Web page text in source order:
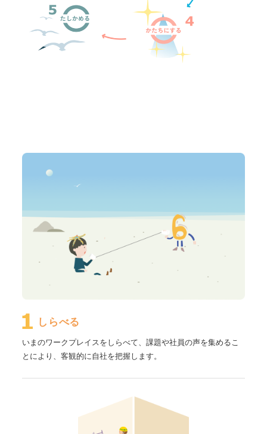
しらべる
いまのワークプレイスをしらべて、課題や社員の声を集めるこ
とにより、客観的に自社を把握します。